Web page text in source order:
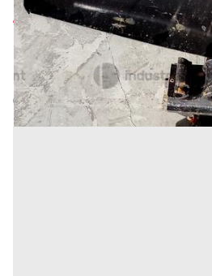
Inserito il: 26/05/2026
Miranda
(Isernia)
Annuncio scaduto
Prezzo
405 €
Codice annuncio: 1615596852